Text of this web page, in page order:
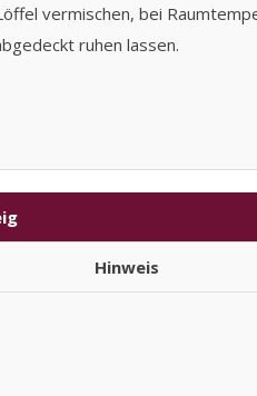
vermischen, bei
ruhen lassen.
Hinweis